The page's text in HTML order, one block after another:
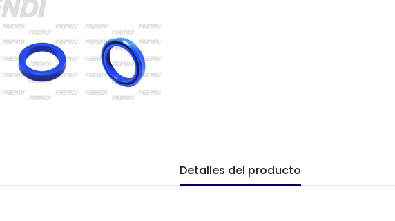
Detalles del producto